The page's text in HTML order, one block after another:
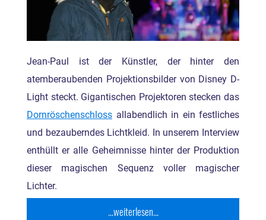
Jean-Paul ist der Künstler, der hinter den
atemberaubenden Projektionsbilder von Disney D-
Light steckt. Gigantischen Projektoren stecken das
Dornröschenschloss allabendlich in ein festliches
und bezauberndes Lichtkleid. In unserem Interview
enthüllt er alle Geheimnisse hinter der Produktion
dieser magischen Sequenz voller magischer
Lichter.
...weiterlesen...